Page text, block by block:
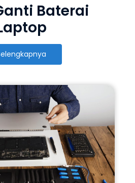
Baterai